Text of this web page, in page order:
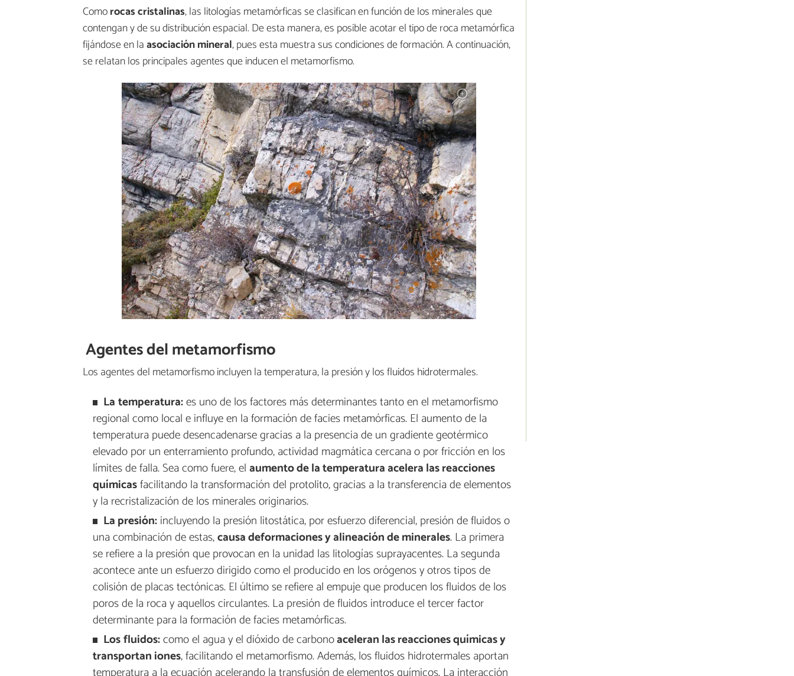
Comorocas cristalinas, las litologías metamórficas se clasifican en función de los minerales que
contengan y de su distribución espacial. De esta manera, es posible acotar el tipo de roca metamórfica
fijándose en laasociación mineral, pues esta muestra sus condiciones de formación. A continuación,
se relatan los principales agentes que inducen el metamorfismo.
Agentes del metamorfismo
Los agentes del metamorfismo incluyen la temperatura, la presión y los fluidos hidrotermales.
Latemperatura:es uno de los factores más determinantes tanto en el metamorfismo
regional como local e influye en la formación de facies metamórficas. El aumento de la
temperatura puede desencadenarse gracias a la presencia de un gradiente geotérmico
elevado por un enterramiento profundo, actividad magmática cercana o por fricción en los
límites de falla. Sea como fuere, elaumento de la temperatura acelera las reacciones
químicasfacilitando la transformación del protolito, gracias a la transferencia de elementos
y la recristalización de los minerales originarios.
La presión:incluyendo la presión litostática, por esfuerzo diferencial, presión de fluidos o
una combinación de estas,causa deformaciones y alineación de minerales. La primera
se refiere a la presión que provocan en la unidad las litologías suprayacentes. La segunda
acontece ante un esfuerzo dirigido como el producido en los orógenos y otros tipos de
colisión de placas tectónicas. El último se refiere al empuje que producen los fluidos de los
poros de la roca y aquellos circulantes. La presión de fluidos introduce el tercer factor
determinante para la formación de facies metamórficas.
Losfluidos:como el agua y el dióxido de carbonoaceleran las reacciones químicas y
transportan iones, facilitando el metamorfismo. Además, los fluidos hidrotermales aportan